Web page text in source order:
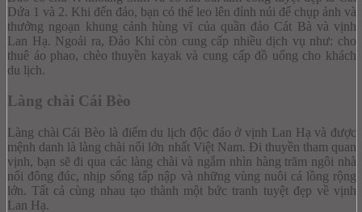
Dứa 1 và 2. Khi đến đảo, bạn có thể leo lên đỉnh núi để chụp ảnh và
thưởng ngoạn khung cảnh hùng vĩ của quần đảo Cát Bà và vịnh
Lan Hạ. Ngoải ra, Đảo Khỉ còn cung cấp nhiều dịch vụ như: cho
thuê áo phao, chèo thuyền kayak và cung cấp đồ uống cho khách
du lịch.
Làng chài Cái Bèo
Làng chài Cái Bèo là điểm du lịch độc đáo ở vịnh Lan Hạ và được
mệnh danh là làng chài nổi lớn nhất Việt Nam. Đi thuyền tham quan
vịnh, bạn sẽ đi qua các làng chài và ngắm nhìn hàng trăm ngôi nhà
nổi đông đúc, nhịp sống tấp nập và những vùng nuôi cá lồng rộng
lớn. Tất cả cùng nhau tạo thành một bức tranh tuyệt đẹp về vịnh
Lan Hạ.